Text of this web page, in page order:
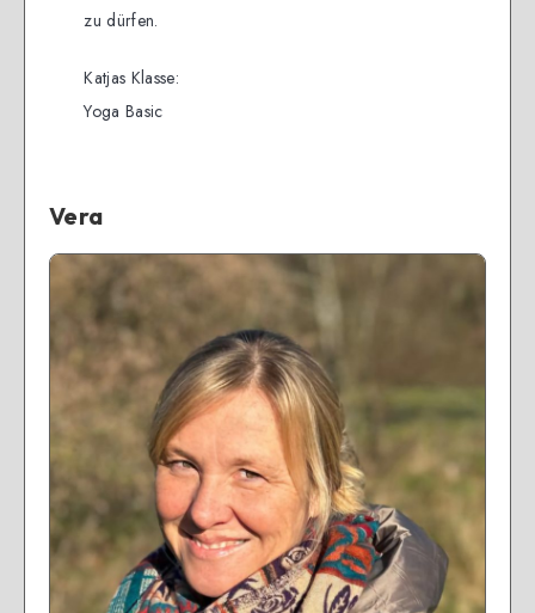
zu dürfen.
Katjas Klasse:
Yoga Basic
Vera